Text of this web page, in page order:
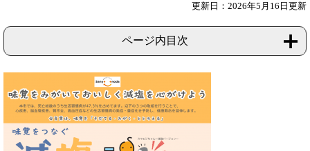
更新日：2026年5月16日更新
ページ内目次